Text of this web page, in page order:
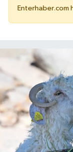
Enterhaber.com